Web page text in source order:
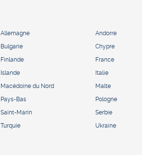
Allemagne Andorre
Bulgarie Chypre
Finlande France
Islande Italie
Macédoine du Nord Malte
Pays-Bas Pologne
Saint-Marin Serbie
Turquie Ukraine